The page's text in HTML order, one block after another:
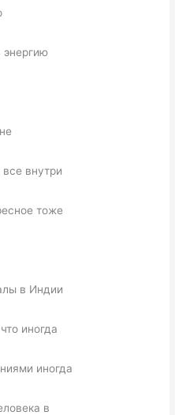
энергию
внутри
тоже
в Индии
иногда
иногда
в